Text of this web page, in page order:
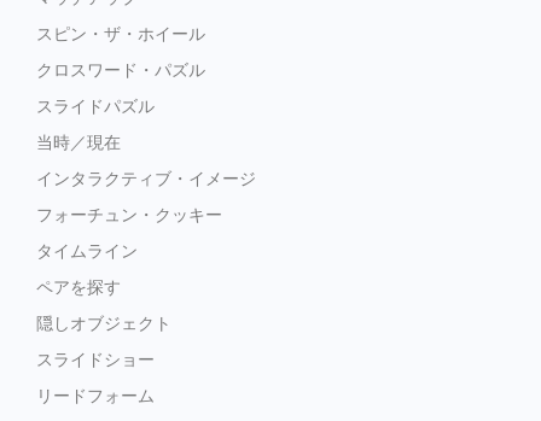
スピン・ザ・ホイール
クロスワード・パズル
スライドパズル
当時／現在
インタラクティブ・イメージ
フォーチュン・クッキー
タイムライン
ペアを探す
隠しオブジェクト
スライドショー
リードフォーム